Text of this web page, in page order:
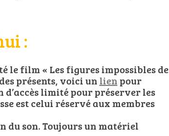
:
le film « Les figures impossibles de
présents, voici un lien pour
limité pour préserver les
est celui réservé aux membres
du son. Toujours un matériel